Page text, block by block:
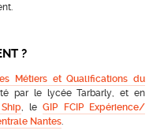
?
Métiers et Qualifications du
par le lycée Tarbarly, et en
, leGIP FCIP Expérience/
Nantes.